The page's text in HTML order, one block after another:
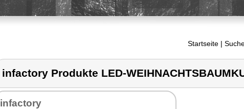
Startseite |
infactory Produkte LED-
infactory